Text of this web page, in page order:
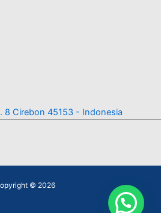
8 Cirebon 45153 - Indonesia
© 2026